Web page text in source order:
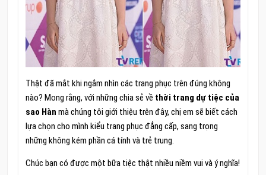
Thật đã mắt khi ngắm nhìn các trang phục trên đúng không
nào? Mong rằng, với những chia sẻ về thời trang dự tiệc của
sao Hàn mà chúng tôi giới thiệu trên đây, chị em sẽ biết cách
lựa chọn cho mình kiểu trang phục đẳng cấp, sang trọng
những không kém phần cá tính và trẻ trung.
Chúc bạn có được một bữa tiệc thật nhiều niềm vui và ý nghĩa!